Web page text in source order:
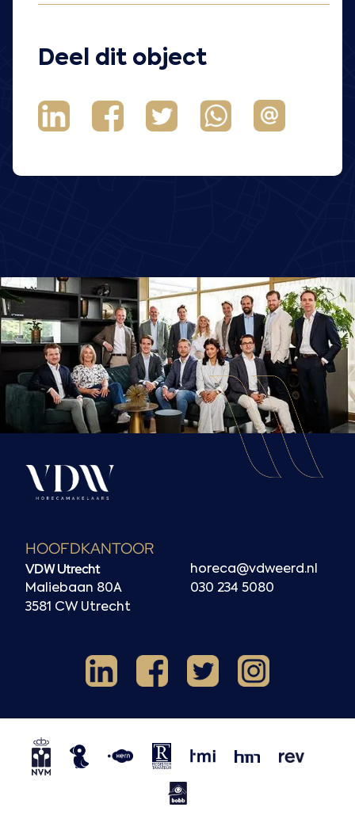
Deel dit object
HOOFDKANTOOR
VDW Utrecht
Maliebaan 80A
3581 CW Utrecht
horeca@vdweerd.nl
030 234 5080
LinkedInFacebook
X Instagram
NVM
Horecaspot
Kern
NRVT
TMI HMN REV
BOBB